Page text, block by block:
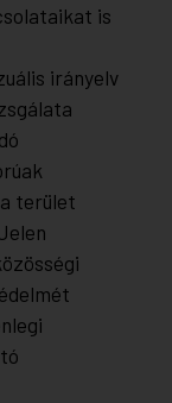
is
irányelv
terület